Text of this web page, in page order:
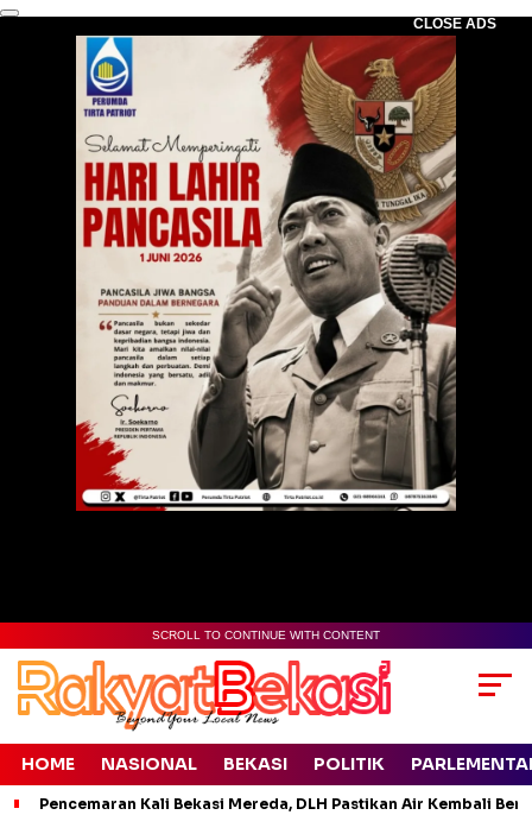
CLOSE ADS
SCROLL TO CONTINUE WITH CONTENT
HOME NASIONAL BEKASI POLITIK
Pencemaran Kali Bekasi Mereda, DLH Pastikan Air Kembali